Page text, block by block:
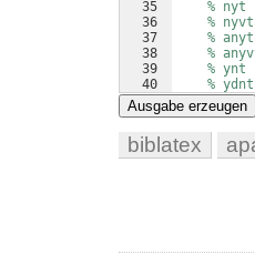
35
36
37
38
39
40
41
%
%
%
%
%
%
%
Ausgabe erzeugen
biblatex